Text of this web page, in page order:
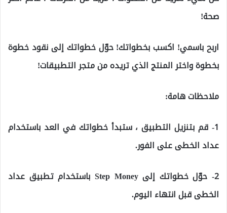
صحة!
اربح باسمي! اكسب بخطواتك! حوّل خطواتك إلى نقود خطوة
بخطوة واختر المنتج الذي تريده من متجر التطبيقات!
ملاحظات هامة:
1- قم بتنزيل التطبيق ، ستبدأ خطواتك في العد باستخدام
عداد الخطى على الفور.
2- حوّل خطواتك إلى Step Money باستخدام تطبيق عداد
الخطى قبل انتهاء اليوم.